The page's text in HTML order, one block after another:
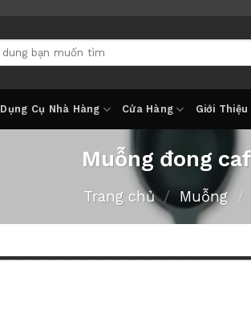
Dụng Cụ Nhà Hàng Cửa Hàng Giới Thiệu
Muỗng đong
Trang chủ / Muỗng /